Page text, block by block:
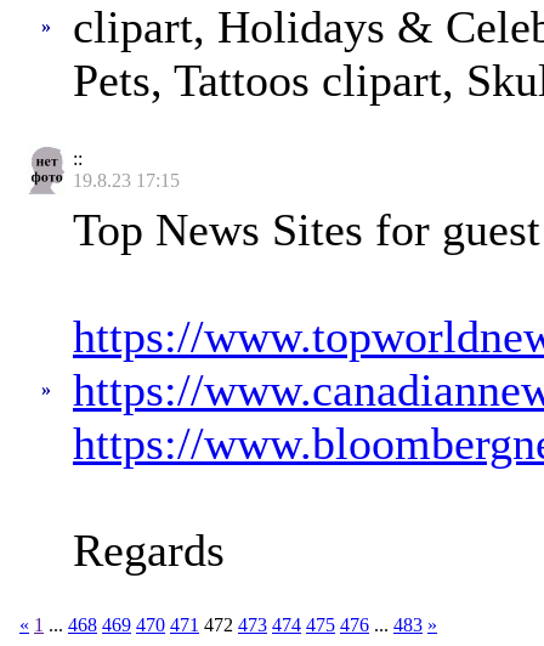
»
clipart, Holidays &
Pets, Tattoos clipart,
::
19.8.23 17:15
»
Top News Sites for
https://
https://
https://
Regards
« 1 ... 468 469 470 471 472 473 474 475 476 ... 483 »